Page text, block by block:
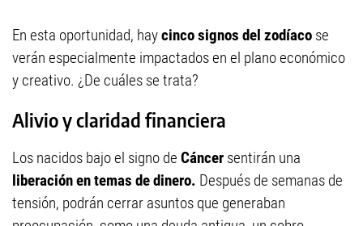
En esta oportunidad, haycinco signos del zodíaco se
verán especialmente impactados en el plano económico
y creativo. ¿De cuáles se trata?
Alivio y claridad financiera
Los nacidos bajo el signo de Cáncer sentirán una
liberación en temas de dinero. Después de semanas de
tensión, podrán cerrar asuntos que generaban